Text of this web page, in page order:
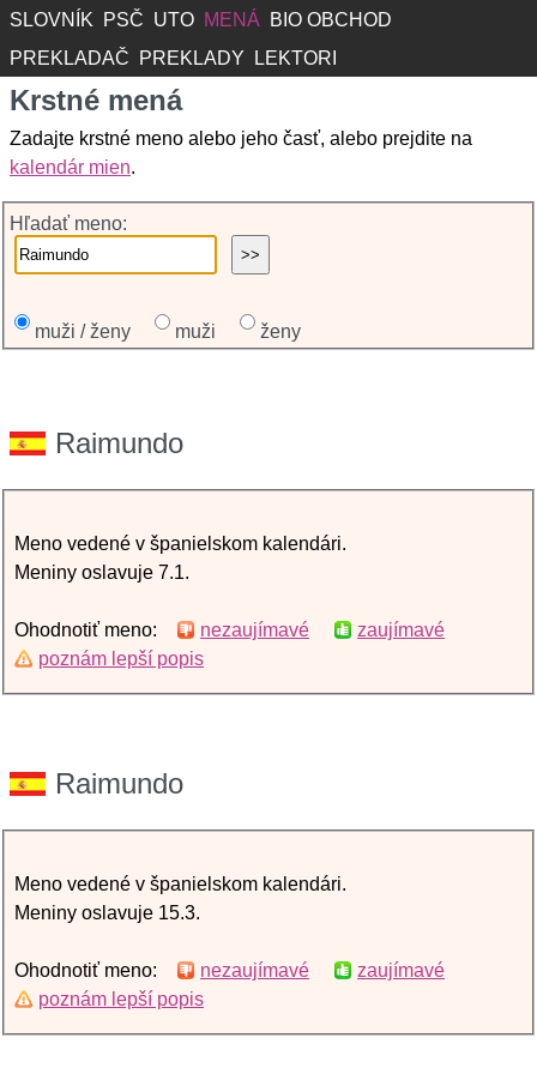
SLOVNÍK PSČ UTO MENÁ
BIO OBCHOD
PREKLADAČ
PREKLADY LEKTORI
Krstné mená
Zadajte krstné meno alebo jeho časť, alebo prejdite na
kalendár mien.
Hľadať meno:
muži / ženy muži ženy
Raimundo
Meno vedené v španielskom kalendári.
Meniny oslavuje 7.1.
Ohodnotiť meno: nezaujímavé
zaujímavé
poznám lepší popis
Raimundo
Meno vedené v španielskom kalendári.
Meniny oslavuje 15.3.
Ohodnotiť meno: nezaujímavé
zaujímavé
poznám lepší popis